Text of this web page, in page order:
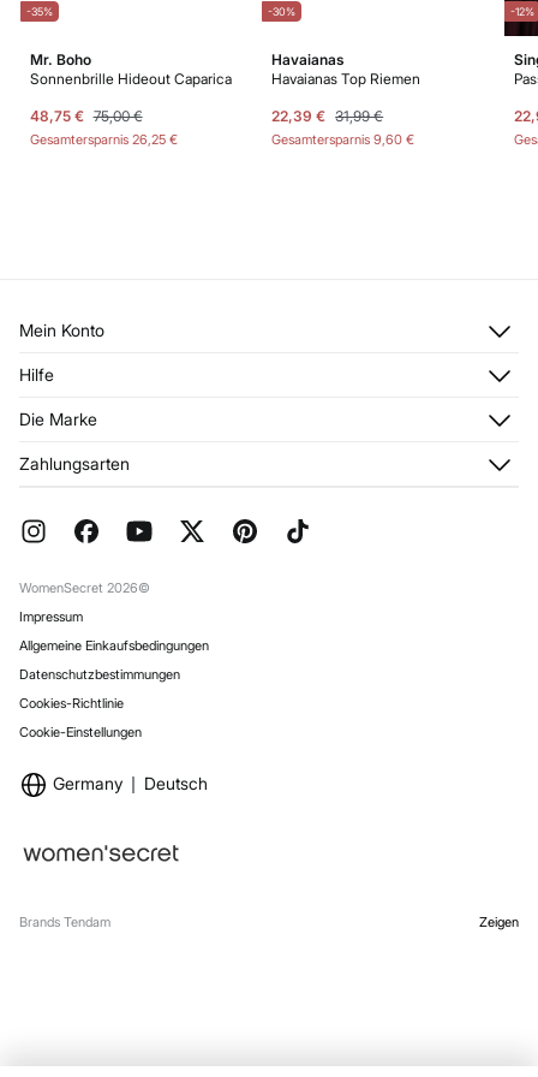
-35%
Mr. Boho
Sonnenbrille Hideout Caparica
48,75 € 75,00 €
Gesamtersparnis 26,25 €
-30%
Havaianas
Havaianas Top Riemen
22,39 € 31,99 €
Gesamtersparnis9,60 €
-12%
Mein Konto
Meine Adressen
Hilfe
Aktuelle Rabattaktionen
Geschenkverpackung
Die Marke
Franchise
Jobangebote
Zahlungsarten
WomenSecret 2026©
Impressum
Allgemeine Einkaufsbedingungen
Datenschutzbestimmungen
Cookies-Richtlinie
Cookie-Einstellungen
Germany Deutsch
Brands Tendam Zeigen